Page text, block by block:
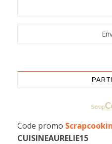
Code promo
CUISINEAURELIE15